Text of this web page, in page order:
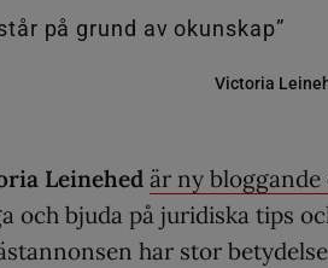
Victoria
Leinehed är ny bloggande
och bjuda på juridiska tips
har stor